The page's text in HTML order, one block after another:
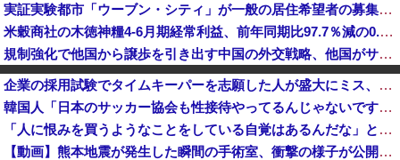
実証実験都市「ウーブン・シティ」が一般の居住希望者の募集開始 すでにトヨタ関係者が居住
米穀商社の木徳神糧4-6月期経常利益、前年同期比97.7％減の0.7億円に減益
規制強化で他国から譲歩を引き出す中国の外交戦略、他国がサプライチェーン変更で対抗した結果……
【悲報】保守党・百田代表、甲子園でインドネシア人が始球式登場に怒り「甲子園を政治利用するな！」
財務省、大型連休中の為替介入日数は3日間 総額11兆7349億円
SpaceX、米国防関連技術保護を重視し供給連鎖から中国系を完全排除へ 供給業者に「中国籍人員をSpaceX向けの生産に関わらせないこと」「中国...
企業の採用試験でタイムキーパーを志願した人が盛大にミス、グループは険悪になりタイムアップとなったが……
韓国人「日本のサッカー協会も性接待やってるんじゃないですか？」
「人に恨みを買うようなことをしている自覚はあるんだな」と高市首相を嘲笑った左派、平和記念式典での演説にケチを付けるも……
【動画】熊本地震が発生した瞬間の手術室、衝撃の様子が公開されて16万いいね プロすぎると称賛の声が集まる